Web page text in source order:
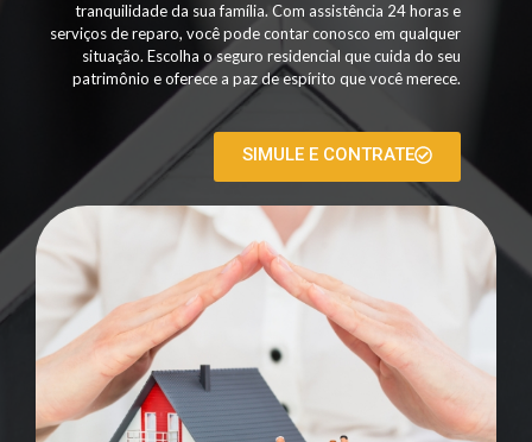
tranquilidade da sua família. Com assistência 24 horas e
serviços de reparo, você pode contar conosco em qualquer
situação. Escolha o seguro residencial que cuida do seu
patrimônio e oferece a paz de espírito que você merece.
SIMULE E CONTRATE